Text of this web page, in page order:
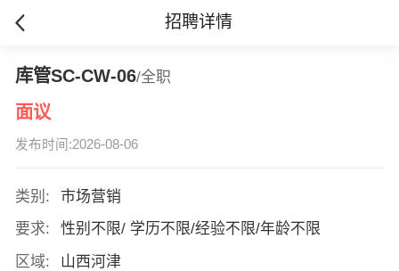
招聘详情
库管SC-CW-06/全职
面议
发布时间:2026-08-06
类别:
市场营销
要求:
性别不限/ 学历不限/经验不限/年龄不限
区域:
山西河津